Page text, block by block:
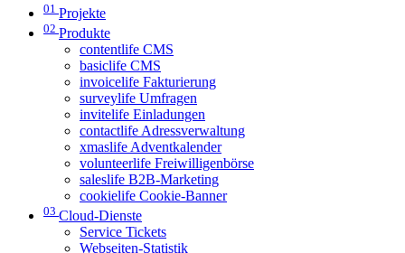
01 Projekte
02 Produkte
contentlife CMS
basiclife CMS
invoicelife Fakturierung
surveylife Umfragen
invitelife Einladungen
contactlife Adressverwaltung
xmaslife Adventkalender
volunteerlife Freiwilligenbörse
saleslife B2B-Marketing
cookielife Cookie-Banner
03 Cloud-Dienste
Service Tickets
Webseiten-Statistik